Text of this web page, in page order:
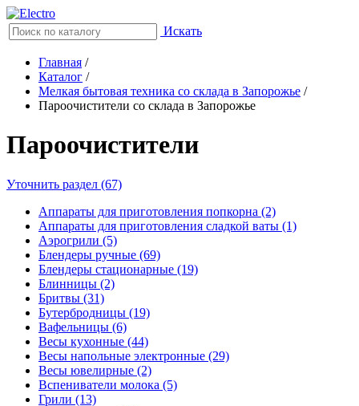
Искать
Главная /
Каталог /
Мелкая бытовая техника со склада в Запорожье /
Пароочистители со склада в Запорожье
Пароочистители
Уточнить раздел (67)
Аппараты для приготовления попкорна (2)
Аппараты для приготовления сладкой ваты (1)
Аэрогрили (5)
Блендеры ручные (69)
Блендеры стационарные (19)
Блинницы (2)
Бритвы (31)
Бутербродницы (19)
Вафельницы (6)
Весы кухонные (44)
Весы напольные электронные (29)
Весы ювелирные (2)
Вспениватели молока (5)
Грили (13)